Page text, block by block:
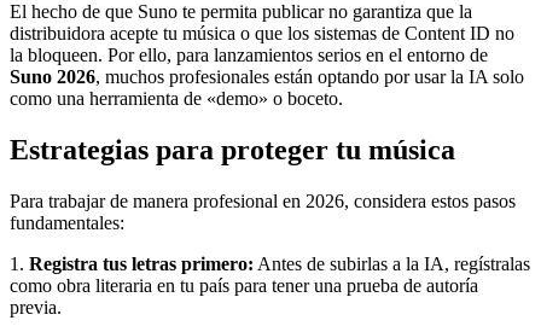
El hecho de que Suno te permita publicar no garantiza que la
distribuidora acepte tu música o que los sistemas de Content ID no
la bloqueen. Por ello, para lanzamientos serios en el entorno de
Suno 2026, muchos profesionales están optando por usar la IA solo
como una herramienta de «demo» o boceto.
Estrategias para proteger tu música
Para trabajar de manera profesional en 2026, considera estos pasos
fundamentales:
1. Registra tus letras primero: Antes de subirlas a la IA, regístralas
como obra literaria en tu país para tener una prueba de autoría
previa.